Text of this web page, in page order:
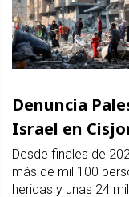
Denuncia
Israel en
Desde finales de
más de mil 100
heridas y unas 24